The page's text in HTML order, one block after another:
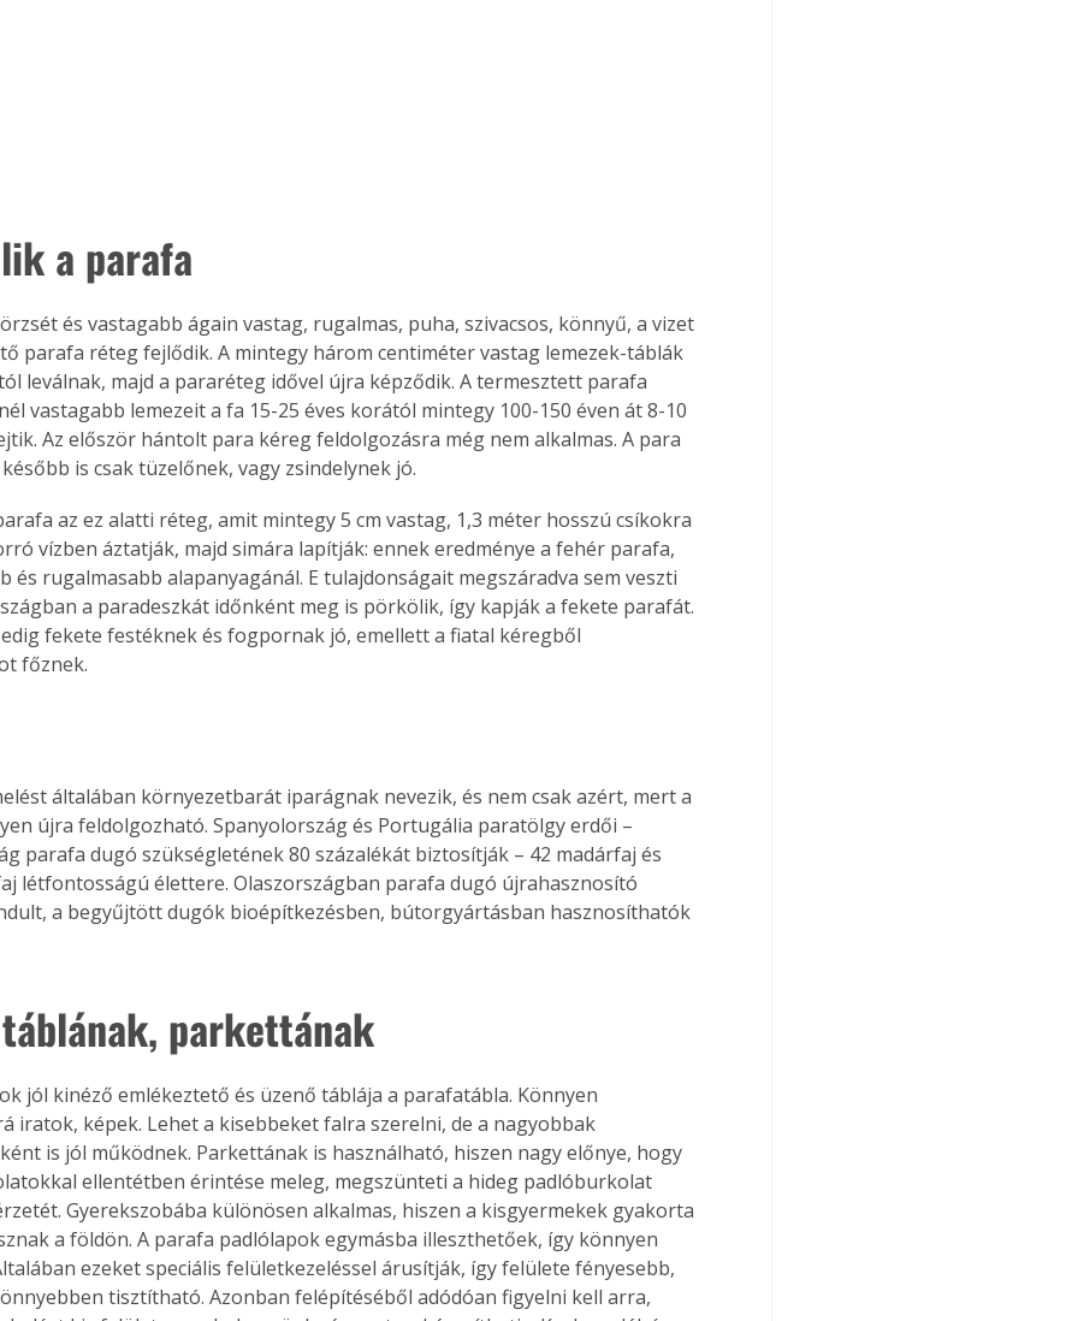
Gyógyító növények: a
természet kincsei az
a parafa
és vastagabb ágain vastag, rugalmas, puha, szivacsos, könnyű, a vizet
parafa réteg fejlődik. A mintegy három centiméter vastag lemezek-táblák
leválnak, majd a pararéteg idővel újra képződik. A termesztett parafa
vastagabb lemezeit a fa 15-25 éves korától mintegy 100-150 éven át 8-10
Az először hántolt para kéreg feldolgozásra még nem alkalmas. A para
is csak tüzelőnek, vagy zsindelynek jó.
az ez alatti réteg, amit mintegy 5 cm vastag, 1,3 méter hosszú csíkokra
vízben áztatják, majd simára lapítják: ennek eredménye a fehér parafa,
és rugalmasabb alapanyagánál. E tulajdonságait megszáradva sem veszti
a paradeszkát időnként meg is pörkölik, így kapják a fekete parafát.
fekete festéknek és fogpornak jó, emellett a fiatal kéregből
főznek.
általában környezetbarát iparágnak nevezik, és nem csak azért, mert a
újra feldolgozható. Spanyolország és Portugália paratölgy erdői –
parafa dugó szükségletének 80 százalékát biztosítják – 42 madárfaj és
létfontosságú élettere. Olaszországban parafa dugó újrahasznosító
a begyűjtött dugók bioépítkezésben, bútorgyártásban hasznosíthatók
parkettának
jól kinéző emlékeztető és üzenő táblája a parafatábla. Könnyen
iratok, képek. Lehet a kisebbeket falra szerelni, de a nagyobbak
is jól működnek. Parkettának is használható, hiszen nagy előnye, hogy
ellentétben érintése meleg, megszünteti a hideg padlóburkolat
Gyerekszobába különösen alkalmas, hiszen a kisgyermekek gyakorta
a földön. A parafa padlólapok egymásba illeszthetőek, így könnyen
ezeket speciális felületkezeléssel árusítják, így felülete fényesebb,
tisztítható. Azonban felépítéséből adódóan figyelni kell arra,